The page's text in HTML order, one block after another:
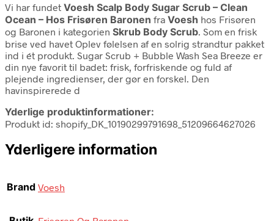
Vi har fundet Voesh Scalp Body Sugar Scrub – Clean
Ocean – Hos Frisøren Baronen fra Voesh hos Frisøren
og Baronen i kategorien Skrub Body Scrub. Som en frisk
brise ved havet Oplev følelsen af en solrig strandtur pakket
ind i ét produkt. Sugar Scrub + Bubble Wash Sea Breeze er
din nye favorit til badet: frisk, forfriskende og fuld af
plejende ingredienser, der gør en forskel. Den
havinspirerede d
Yderlige produktinformationer:
Produkt id: shopify_DK_10190299791698_51209664627026
Yderligere information
Brand Voesh